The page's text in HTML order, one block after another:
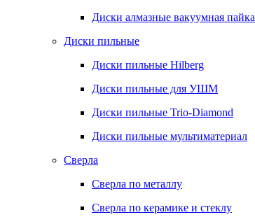
Диски алмазные вакуумная пайка
Диски пильные
Диски пильные Hilberg
Диски пильные для УШМ
Диски пильные Trio-Diamond
Диски пильные мультиматериал
Сверла
Сверла по металлу
Сверла по керамике и стеклу